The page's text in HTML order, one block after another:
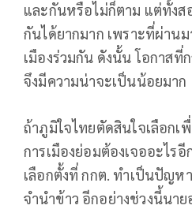
และกันหรือไม่ก็ตาม แต่ทั้งส
กันได้ยากมาก เพราะที่ผ่าน
เมืองร่วมกัน ดังนั้น โอกาสที่
จึงมีความน่าจะเป็นน้อยมาก
ถ้าภูมิใจไทยตัดสินใจเลือกเ
การเมืองย่อมต้องเจออะไรอี
เลือกตั้งที่ กกต. ทำเป็นปัญห
จำนำข้าว อีกอย่างช่วงนี้นา